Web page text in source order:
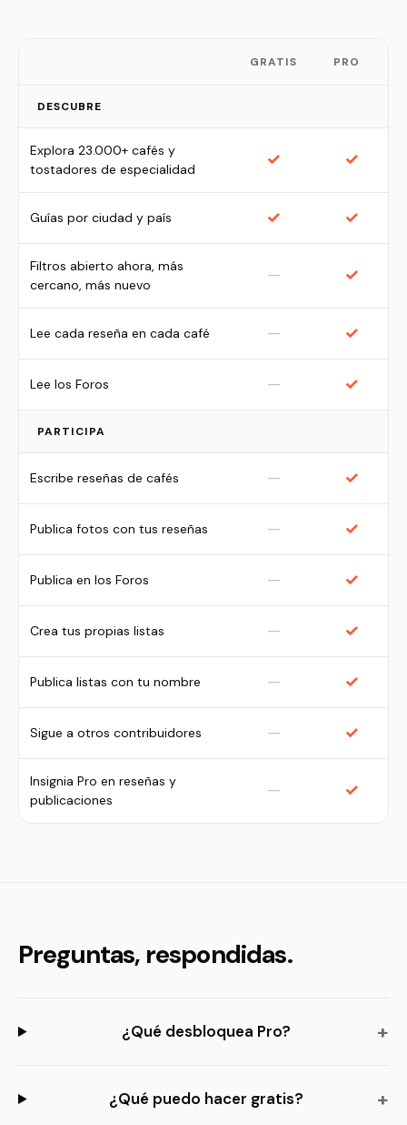
GRATIS PRO
DESCUBRE
Explora 23.000+ cafés y
tostadores de especialidad
✓ ✓
Guías por ciudad y país ✓ ✓
Filtros abierto ahora, más
cercano, más nuevo
— ✓
Lee cada reseña en cada café — ✓
Lee los Foros — ✓
PARTICIPA
Escribe reseñas de cafés — ✓
Publica fotos con tus reseñas — ✓
Publica en los Foros — ✓
Crea tus propias listas — ✓
Publica listas con tu nombre — ✓
Sigue a otros contribuidores — ✓
Insignia Pro en reseñas y
publicaciones
— ✓
Preguntas, respondidas.
¿Qué desbloquea Pro?
¿Qué puedo hacer gratis?